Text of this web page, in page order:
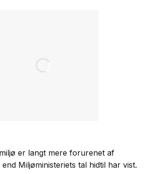
er langt mere forurenet af
Miljøministeriets tal hidtil har vist.